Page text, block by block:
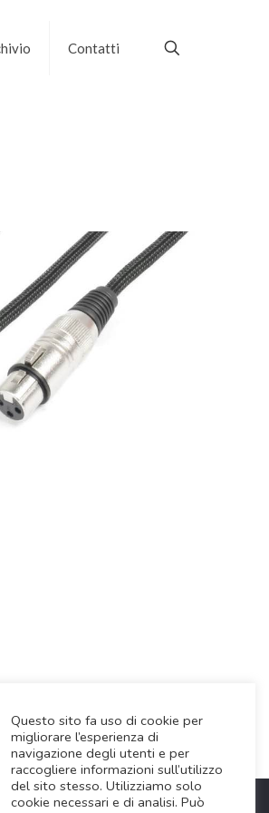
Contatti
Questo sito fa uso di cookie per
migliorare l’esperienza di
navigazione degli utenti e per
raccogliere informazioni sull’utilizzo
del sito stesso. Utilizziamo solo
cookie necessari e di analisi. Può